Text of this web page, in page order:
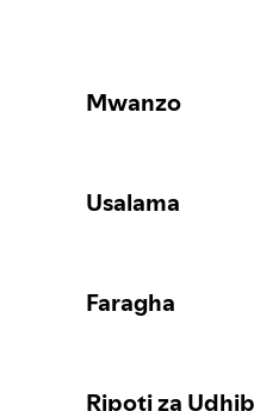
Mwanzo
Usalama
Faragha
Ripoti za